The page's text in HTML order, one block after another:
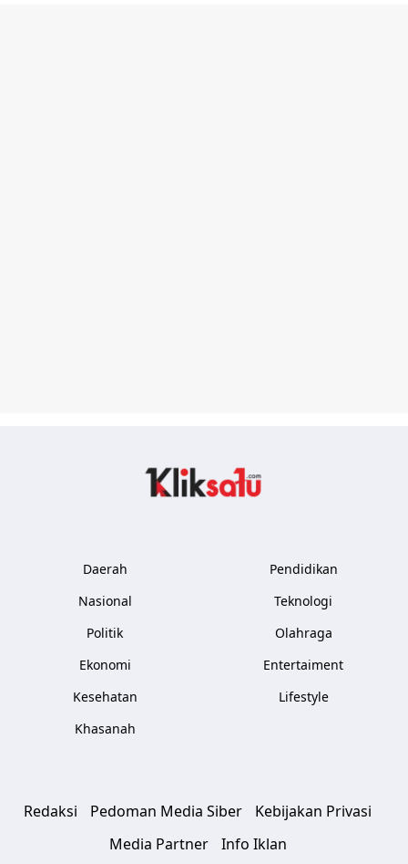
Daerah
Nasional
Politik
Ekonomi
Kesehatan
Khasanah
Pendidikan
Teknologi
Olahraga
Entertaiment
Lifestyle
Redaksi Pedoman Media Siber
Kebijakan Privasi
Media Partner
Info Iklan